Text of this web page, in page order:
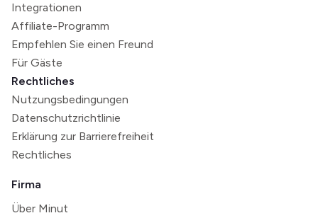
Integrationen
Affiliate-Programm
Empfehlen Sie einen Freund
Für Gäste
Rechtliches
Nutzungsbedingungen
Datenschutzrichtlinie
Erklärung zur Barrierefreiheit
Rechtliches
Firma
Über Minut